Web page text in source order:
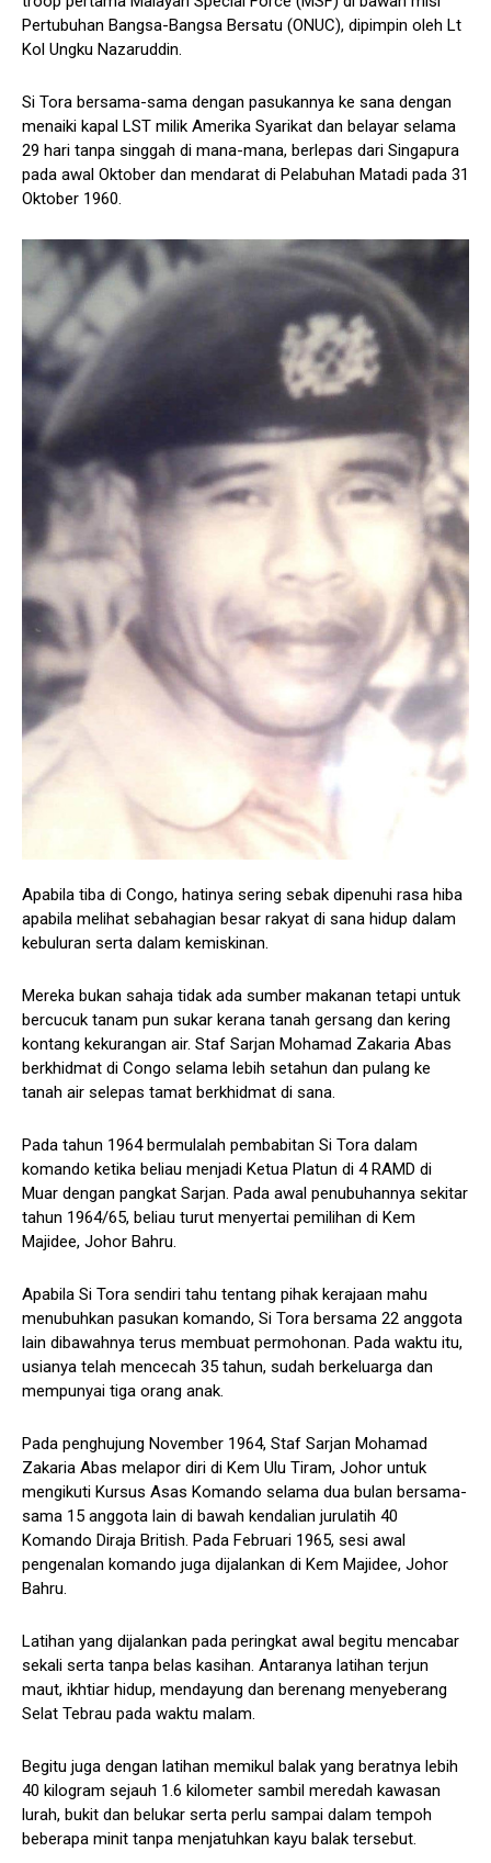
Pertubuhan Bangsa-Bangsa Bersatu (ONUC), dipimpin oleh Lt
Kol Ungku Nazaruddin.
Si Tora bersama-sama dengan pasukannya ke sana dengan
menaiki kapal LST milik Amerika Syarikat dan belayar selama
29 hari tanpa singgah di mana-mana, berlepas dari Singapura
pada awal Oktober dan mendarat di Pelabuhan Matadi pada 31
Oktober 1960.
Apabila tiba di Congo, hatinya sering sebak dipenuhi rasa hiba
apabila melihat sebahagian besar rakyat di sana hidup dalam
kebuluran serta dalam kemiskinan.
Mereka bukan sahaja tidak ada sumber makanan tetapi untuk
bercucuk tanam pun sukar kerana tanah gersang dan kering
kontang kekurangan air. Staf Sarjan Mohamad Zakaria Abas
berkhidmat di Congo selama lebih setahun dan pulang ke
tanah air selepas tamat berkhidmat di sana.
Pada tahun 1964 bermulalah pembabitan Si Tora dalam
komando ketika beliau menjadi Ketua Platun di 4 RAMD di
Muar dengan pangkat Sarjan. Pada awal penubuhannya sekitar
tahun 1964/65, beliau turut menyertai pemilihan di Kem
Majidee, Johor Bahru.
Apabila Si Tora sendiri tahu tentang pihak kerajaan mahu
menubuhkan pasukan komando, Si Tora bersama 22 anggota
lain dibawahnya terus membuat permohonan. Pada waktu itu,
usianya telah mencecah 35 tahun, sudah berkeluarga dan
mempunyai tiga orang anak.
Pada penghujung November 1964, Staf Sarjan Mohamad
Zakaria Abas melapor diri di Kem Ulu Tiram, Johor untuk
mengikuti Kursus Asas Komando selama dua bulan bersama-
sama 15 anggota lain di bawah kendalian jurulatih 40
Komando Diraja British. Pada Februari 1965, sesi awal
pengenalan komando juga dijalankan di Kem Majidee, Johor
Bahru.
Latihan yang dijalankan pada peringkat awal begitu mencabar
sekali serta tanpa belas kasihan. Antaranya latihan terjun
maut, ikhtiar hidup, mendayung dan berenang menyeberang
Selat Tebrau pada waktu malam.
Begitu juga dengan latihan memikul balak yang beratnya lebih
40 kilogram sejauh 1.6 kilometer sambil meredah kawasan
lurah, bukit dan belukar serta perlu sampai dalam tempoh
beberapa minit tanpa menjatuhkan kayu balak tersebut.